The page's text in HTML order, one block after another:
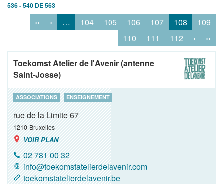
536 - 540 DE 563
‹‹ ‹ … 104 105 106 107 108
109
110
111 112 › ››
Toekomst Atelier de l'Avenir (antenne
Saint-Josse)
ASSOCIATIONS ENSEIGNEMENT
rue de la Limite 67
1210 Bruxelles
VOIR PLAN
02 781 00 32
info@toekomstatelierdelavenir.com
toekomstatelierdelavenir.be